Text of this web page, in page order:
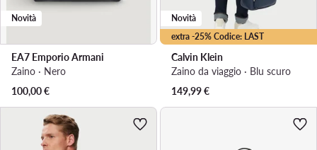
Novità
EA7 Emporio Armani
Zaino · Nero
100,00€
extra -25% Codice: LAST
Novità
Calvin Klein
Zaino da viaggio · Blu scuro
149,99€